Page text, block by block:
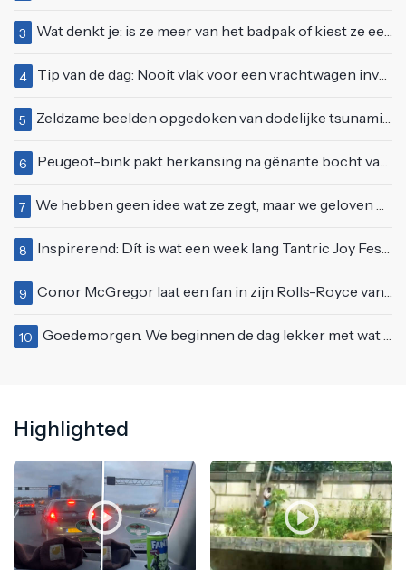
3 Wat denkt je: is ze meer van het badpak of kiest ze eerder voor een bikini?
4 Tip van de dag: Nooit vlak voor een vrachtwagen invoegen
5 Zeldzame beelden opgedoken van dodelijke tsunami uit 2004
6 Peugeot-bink pakt herkansing na gênante bocht van 180 graden bij verkeerslicht
7 We hebben geen idee wat ze zegt, maar we geloven haar helemaal!
8 Inspirerend: Dít is wat een week lang Tantric Joy Festival met je doet
9 Conor McGregor laat een fan in zijn Rolls-Royce van $600.000
10 Goedemorgen. We beginnen de dag lekker met wat rek- en strekoefeningen
Highlighted